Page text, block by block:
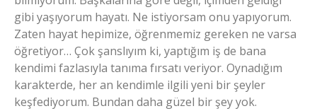
gibi yaşıyorum hayatı. Ne istiyorsam onu yapıyorum.
Zaten hayat hepimize, öğrenmemiz gereken ne varsa
öğretiyor… Çok şanslıyım ki, yaptığım iş de bana
kendimi fazlasıyla tanıma fırsatı veriyor. Oynadığım
karakterde, her an kendimle ilgili yeni bir şeyler
keşfediyorum. Bundan daha güzel bir şey yok.